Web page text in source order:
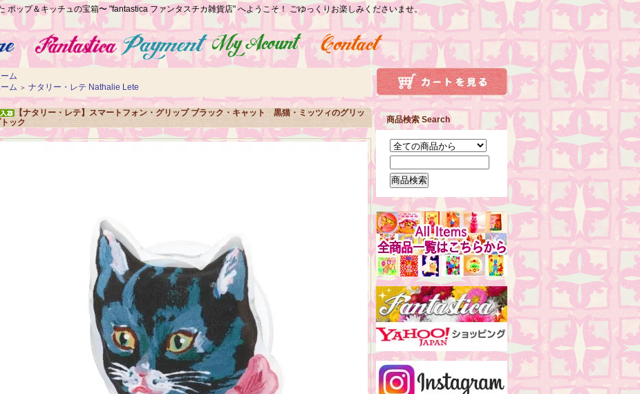
ポップ＆キッチュの宝箱〜 "fantastica ファンタスチカ雑貨店" へようこそ！ ごゆっくりお楽しみくださいませ。
ム
ム ＞ ナタリー・レテ Nathalie Lete
【ナタリー・レテ】スマートフォン・グリップ ブラック・キャット 黒猫・ミッツィのグリッ
ック
商品検索 Search